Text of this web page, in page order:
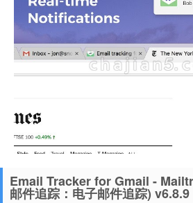
Email Tracker for Gmail -
邮件追踪：电子邮件追踪) v6.8.9